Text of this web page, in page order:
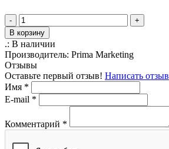
-
+
В корзину
.: В наличии
Производитель: Prima Marketing
Отзывы
Оставьте первый отзыв! Написать отзыв
Имя *
E-mail *
Комментарий *